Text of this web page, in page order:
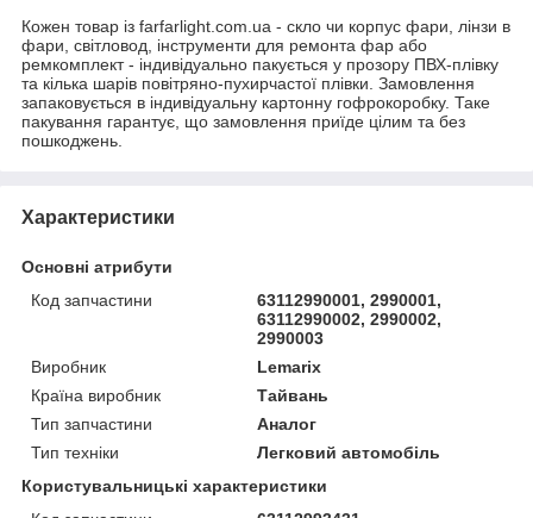
Кожен товар із farfarlight.com.ua - скло чи корпус фари, лінзи в
фари, світловод, інструменти для ремонта фар або
ремкомплект - індивідуально пакується у прозору ПВХ-плівку
та кілька шарів повітряно-пухирчастої плівки. Замовлення
запаковується в індивідуальну картонну гофрокоробку. Таке
пакування гарантує, що замовлення приїде цілим та без
пошкоджень.
Характеристики
Основні атрибути
Код запчастини
63112990001, 2990001,
63112990002, 2990002,
2990003
Виробник
Lemarix
Країна виробник
Тайвань
Тип запчастини
Аналог
Тип техніки
Легковий автомобіль
Користувальницькі характеристики